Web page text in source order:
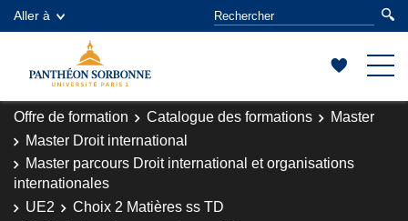
Aller à
Offre de formation Catalogue des formations
Master
Master Droit international
Master parcours Droit international et organisations
internationales
UE2
Choix 2 Matières ss TD